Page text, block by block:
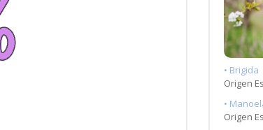
• Brigida
Origen
•
Origen